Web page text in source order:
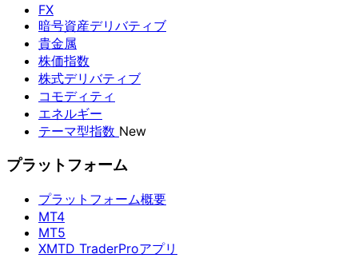
FX
暗号資産デリバティブ
貴金属
株価指数
株式デリバティブ
コモディティ
エネルギー
テーマ型指数 New
プラットフォーム
プラットフォーム概要
MT4
MT5
XMTD TraderProアプリ